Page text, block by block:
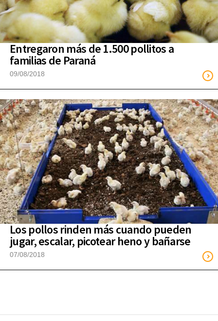
Entregaron más de 1.500 pollitos a
familias de Paraná
09/08/2018
Los pollos rinden más cuando pueden
jugar, escalar, picotear heno y bañarse
07/08/2018